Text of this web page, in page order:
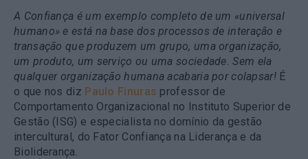
A Confiança é um exemplo completo de um «universal
humano» e está na base dos processos de interação e
transação que produzem um grupo, uma organização,
um produto, um serviço ou uma sociedade.Sem ela
qualquer organização humana acabaria por colapsar! É
o que nos diz Paulo Finuras professor de
Comportamento Organizacional no Instituto Superior de
Gestão (ISG) e especialista no domínio da gestão
intercultural, do Fator Confiança na Liderança e da
Bioliderança